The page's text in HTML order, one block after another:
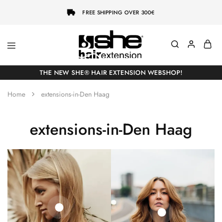
FREE SHIPPING OVER 300€
She-
Hairextensions
Socap
Premium
Hair
THE NEW SHE® HAIR EXTENSION WEBSHOP!
Home extensions-in-Den Haag
extensions-in-Den Haag